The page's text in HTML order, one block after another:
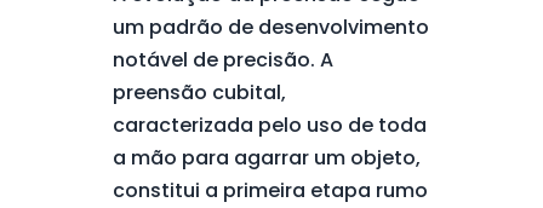
um padrão de desenvolvimento
notável de precisão. A
preensão cubital,
caracterizada pelo uso de toda
a mão para agarrar um objeto,
constitui a primeira etapa rumo